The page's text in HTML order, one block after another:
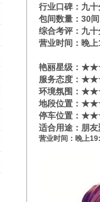
行业口碑：九十
包间数量：30间
综合考评：九十
营业时间：晚
艳丽星级​‌‌：
服务态度：
环境氛围：
地段位置：
停车位置：
适合用途：朋
营业时间：晚上